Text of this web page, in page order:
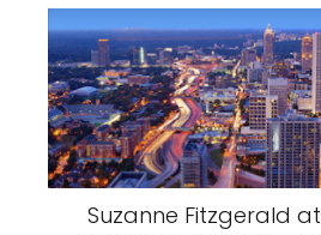
Suzanne Fitzgerald